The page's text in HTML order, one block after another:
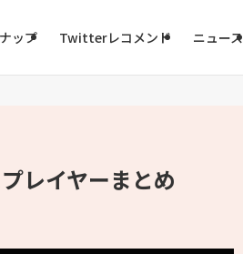
ップ Twitterレコメンド ニュース
レイヤーまとめ